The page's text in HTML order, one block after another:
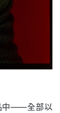
中——全部以